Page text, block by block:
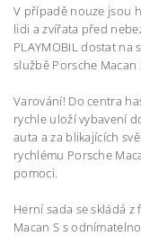
V případě nouze jsou
lidi a zvířata před
PLAYMOBIL dostat na
službě Porsche Macan
Varování! Do centra
rychle uloží vybavení
auta a za blikajících
rychlému Porsche
pomoci.
Herní sada se skládá z
Macan S s